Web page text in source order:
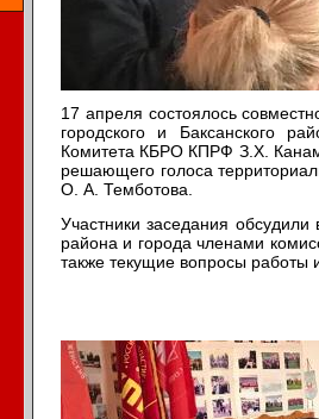
17 апреля состоялось
городского и Баксанского
Комитета КБРО КПРФ З.Х.
решающего голоса
О. А. Темботова.
Участники заседания
района и города членами
также текущие вопросы работы